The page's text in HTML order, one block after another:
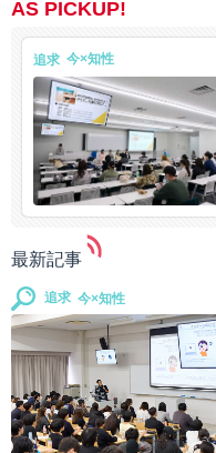
AS PICKUP!
追求
最新記事
追求